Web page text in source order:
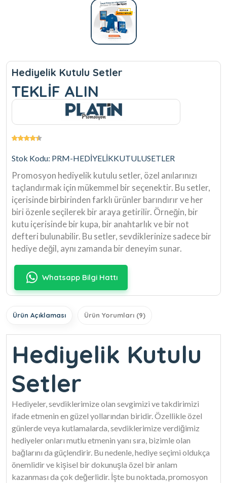
Hediyelik Kutulu Setler
TEKLİF ALIN
Stok Kodu: PRM-HEDİYELİKKUTULUSETLER
Promosyon hediyelik kutulu setler, özel anılarınızı
taçlandırmak için mükemmel bir seçenektir. Bu setler,
içerisinde birbirinden farklı ürünler barındırır ve her
biri özenle seçilerek bir araya getirilir. Örneğin, bir
kutu içerisinde bir kupa, bir anahtarlık ve bir not
defteri bulunabilir. Bu setler, sevdiklerinize sadece bir
hediye değil, aynı zamanda bir deneyim sunar.
Whatsapp Bilgi Hattı
Ürün Açıklaması Ürün Yorumları (9)
Hediyelik Kutulu
Setler
Hediyeler, sevdiklerimize olan sevgimizi ve takdirimizi
ifade etmenin en güzel yollarından biridir. Özellikle özel
günlerde veya kutlamalarda, sevdiklerimize verdiğimiz
hediyeler onları mutlu etmenin yanı sıra, bizimle olan
bağlarını da güçlendirir. Bu nedenle, hediye seçimi oldukça
önemlidir ve kişisel bir dokunuşla özel bir anlam
kazanması da çok değerlidir. İşte bu noktada, promosyon